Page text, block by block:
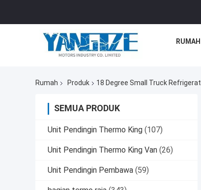
RUMAH
Rumah Produk 18 Degree Small Truck
SEMUA PRODUK
Unit Pendingin Thermo King (107)
Unit Pendingin Thermo King Van (26)
Unit Pendingin Pembawa (59)